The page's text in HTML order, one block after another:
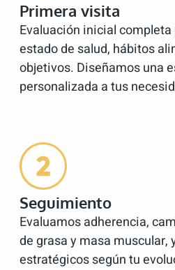
Primera visita
Evaluación inicial
estado de salud, hábitos
objetivos. Diseñamos una
personalizada a tus
Seguimiento
Evaluamos adherencia,
de grasa y masa muscular,
estratégicos según tu